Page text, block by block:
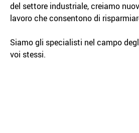
del settore industriale, creiamo
lavoro che consentono di
Siamo gli specialisti nel campo
voi stessi.